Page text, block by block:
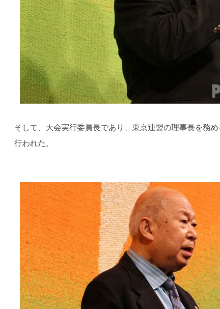
そして、大会実行委員長であり、東京連盟の理事長を務
行われた。